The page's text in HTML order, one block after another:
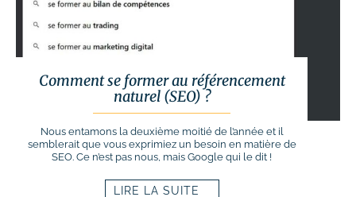
Comment se former au référencement
naturel (SEO) ?
Nous entamons la deuxième moitié de l’année et il
semblerait que vous exprimiez un besoin en matière de
SEO. Ce n’est pas nous, mais Google qui le dit !
LIRE LA SUITE